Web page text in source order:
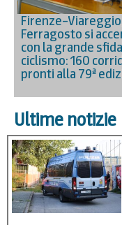
Ferragosto si
con la grande
ciclismo: 160
pronti alla 79ª
Ultime notizie